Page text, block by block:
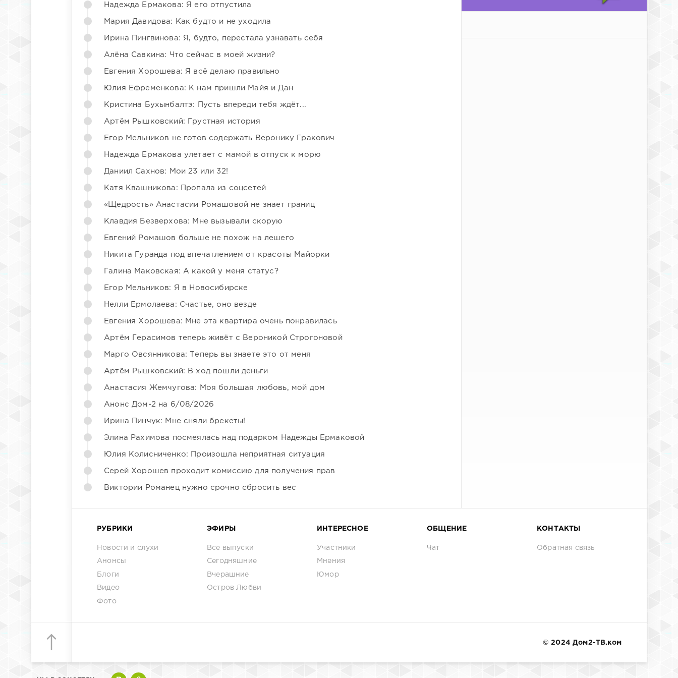
Надежда Ермакова: Я его отпустила
Мария Давидова: Как будто и не уходила
Ирина Пингвинова: Я, будто, перестала узнавать себя
Алёна Савкина: Что сейчас в моей жизни?
Евгения Хорошева: Я всё делаю правильно
Юлия Ефременкова: К нам пришли Майя и Дан
Кристина Бухынбалтэ: Пусть впереди тебя ждёт...
Артём Рышковский: Грустная история
Егор Мельников не готов содержать Веронику Гракович
Надежда Ермакова улетает с мамой в отпуск к морю
Даниил Сахнов: Мои 23 или 32!
Катя Квашникова: Пропала из соцсетей
«Щедрость» Анастасии Ромашовой не знает границ
Клавдия Безверхова: Мне вызывали скорую
Евгений Ромашов больше не похож на лешего
Никита Гуранда под впечатлением от красоты Майорки
Галина Маковская: А какой у меня статус?
Егор Мельников: Я в Новосибирске
Нелли Ермолаева: Счастье, оно везде
Евгения Хорошева: Мне эта квартира очень понравилась
Артём Герасимов теперь живёт с Вероникой Строгоновой
Марго Овсянникова: Теперь вы знаете это от меня
Артём Рышковский: В ход пошли деньги
Анастасия Жемчугова: Моя большая любовь, мой дом
Анонс Дом-2 на 6/08/2026
Ирина Пинчук: Мне сняли брекеты!
Элина Рахимова посмеялась над подарком Надежды Ермаковой
Юлия Колисниченко: Произошла неприятная ситуация
Серей Хорошев проходит комиссию для получения прав
Виктории Романец нужно срочно сбросить вес
РУБРИКИ
Новости и слухи
Анонсы
Блоги
Видео
Фото
ЭФИРЫ
Все выпуски
Сегодняшние
Вчерашние
Остров Любви
ИНТЕРЕСНОЕ
Участники
Мнения
Юмор
ОБЩЕНИЕ
Чат
КОНТАКТЫ
Обратная связь
© 2024 Дом2-ТВ.ком